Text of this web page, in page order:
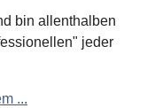
bin allenthalben
jeder
...